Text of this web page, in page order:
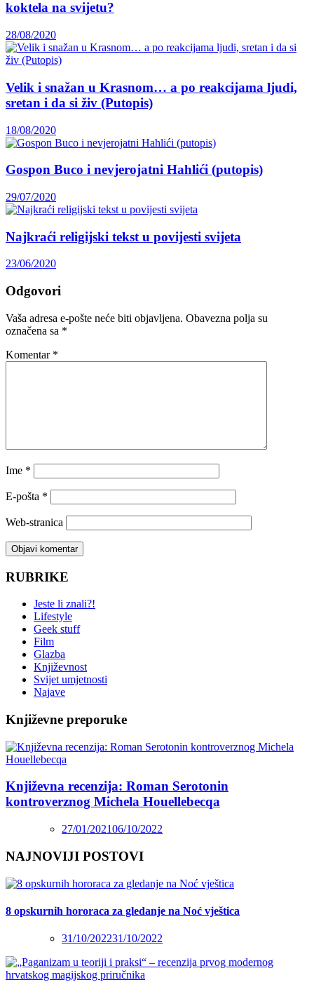
koktela na svijetu?
28/08/2020
Velik i snažan u Krasnom… a po reakcijama ljudi,
sretan i da si živ (Putopis)
18/08/2020
Gospon Buco i nevjerojatni Hahlići (putopis)
29/07/2020
Najkraći religijski tekst u povijesti svijeta
23/06/2020
Odgovori
Vaša adresa e-pošte neće biti objavljena. Obavezna polja su
označena sa *
Komentar *
Ime *
E-pošta *
Web-stranica
RUBRIKE
Jeste li znali?!
Lifestyle
Geek stuff
Film
Glazba
Književnost
Svijet umjetnosti
Najave
Književne preporuke
Književna recenzija: Roman Serotonin
kontroverznog Michela Houellebecqa
27/01/202106/10/2022
NAJNOVIJI POSTOVI
8 opskurnih hororaca za gledanje na Noć vještica
31/10/202231/10/2022